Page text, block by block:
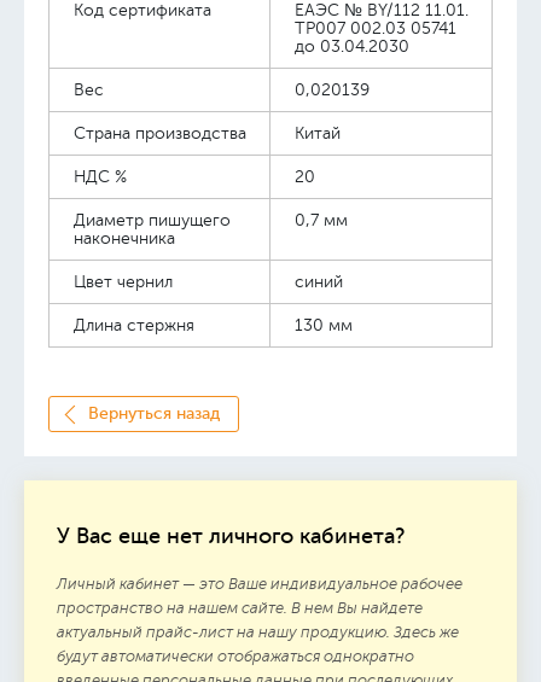
У Вас еще нет личного кабинета?
Личный кабинет — это Ваше индивидуальное рабочее
пространство на нашем сайте. В нем Вы найдете
актуальный прайс-лист на нашу продукцию. Здесь же
будут автоматически отображаться однократно
Код сертификата
ЕАЭС № BY/112 11.01.
TP007 002.03 05741
до 03.04.2030
Вес 0,020139
Страна производства Китай
НДС % 20
Диаметр пишущего
наконечника
0,7 мм
Цвет чернил синий
Длина стержня 130 мм
Вернуться назад